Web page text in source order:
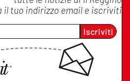
il tuo indirizzo email e iscriviti
Iscriviti